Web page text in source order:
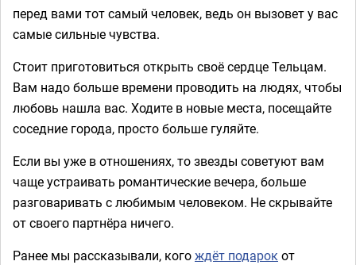
перед вами тот самый человек, ведь он вызовет у вас
самые сильные чувства.
Стоит приготовиться открыть своё сердце Тельцам.
Вам надо больше времени проводить на людях, чтобы
любовь нашла вас. Ходите в новые места, посещайте
соседние города, просто больше гуляйте.
Если вы уже в отношениях, то звезды советуют вам
чаще устраивать романтические вечера, больше
разговаривать с любимым человеком. Не скрывайте
от своего партнёра ничего.
Ранее мы рассказывали, когождёт подарокот